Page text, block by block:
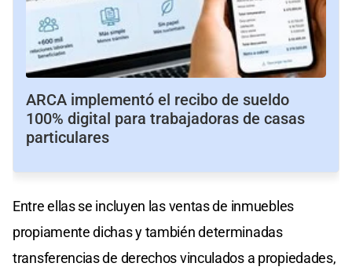
ARCA implementó el recibo de sueldo
100% digital para trabajadoras de casas
particulares
Entre ellas se incluyen las ventas de inmuebles
propiamente dichas y también determinadas
transferencias de derechos vinculados a propiedades,